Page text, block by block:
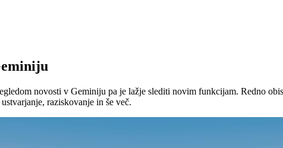
novosti v Geminiju pa je lažje slediti novim funkcijam. Redno
raziskovanje in še več.